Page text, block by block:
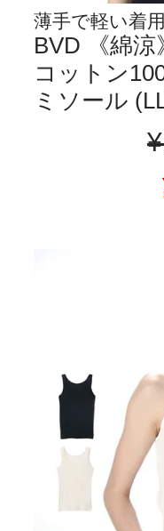
薄手で軽い着
BVD 《綿
コットン
ミソール
¥